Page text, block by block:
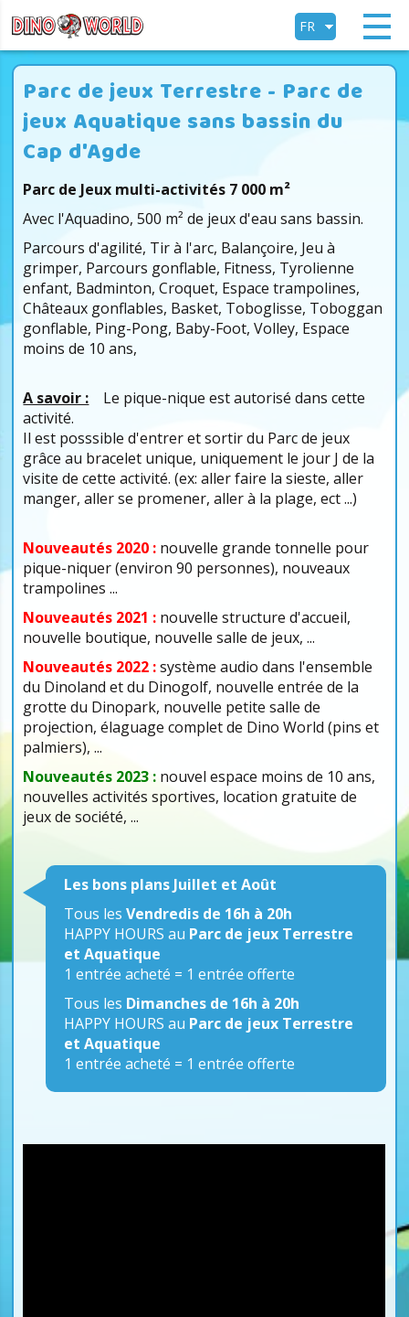
FR
EN
Parc de jeux Terrestre - Parc de
jeux Aquatique sans bassin du
Cap d'Agde
Parc de Jeux multi-activités 7 000 m²
Avec l'Aquadino, 500 m² de jeux d'eau sans bassin.
Parcours d'agilité, Tir à l'arc, Balançoire, Jeu à
grimper, Parcours gonflable, Fitness, Tyrolienne
enfant, Badminton, Croquet, Espace trampolines,
Châteaux gonflables, Basket, Toboglisse, Toboggan
gonflable, Ping-Pong, Baby-Foot, Volley, Espace
moins de 10 ans,
A savoir : Le pique-nique est autorisé dans cette
activité.
Il est posssible d'entrer et sortir du Parc de jeux
grâce au bracelet unique, uniquement le jour J de la
visite de cette activité. (ex: aller faire la sieste, aller
manger, aller se promener, aller à la plage, ect ...)
Nouveautés 2020 : nouvelle grande tonnelle pour
pique-niquer (environ 90 personnes), nouveaux
trampolines ...
Nouveautés 2021 : nouvelle structure d'accueil,
nouvelle boutique, nouvelle salle de jeux, ...
Nouveautés 2022 : système audio dans l'ensemble
du Dinoland et du Dinogolf, nouvelle entrée de la
grotte du Dinopark, nouvelle petite salle de
projection, élaguage complet de Dino World (pins et
palmiers), ...
Nouveautés 2023 : nouvel espace moins de 10 ans,
nouvelles activités sportives, location gratuite de
jeux de société, ...
Les bons plans Juillet et Août
Tous lesVendredis de 16h à 20h
HAPPY HOURS au Parc de jeux Terrestre
et Aquatique
1 entrée acheté = 1 entrée offerte
Tous les Dimanches de 16h à 20h
HAPPY HOURS au Parc de jeux Terrestre
et Aquatique
1 entrée acheté = 1 entrée offerte